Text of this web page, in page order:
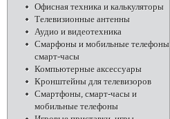
телефоныОфисная техника и калькуляторы
Телевизионные антенны
Аудио и видеотехника
Смарфоны и мобильные телефоны
смарт-часы
Компьютерные аксессуары
Кронштейны для телевизоров
Смартфоны, смарт-часы и
мобильные телефоны